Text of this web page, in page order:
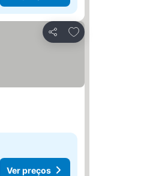
Partilhar
Adicionar aos favoritos
Ver preços